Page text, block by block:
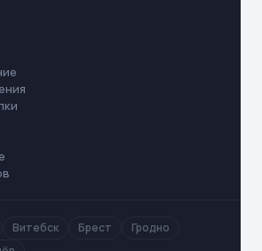
Витебск Брест
Гродно